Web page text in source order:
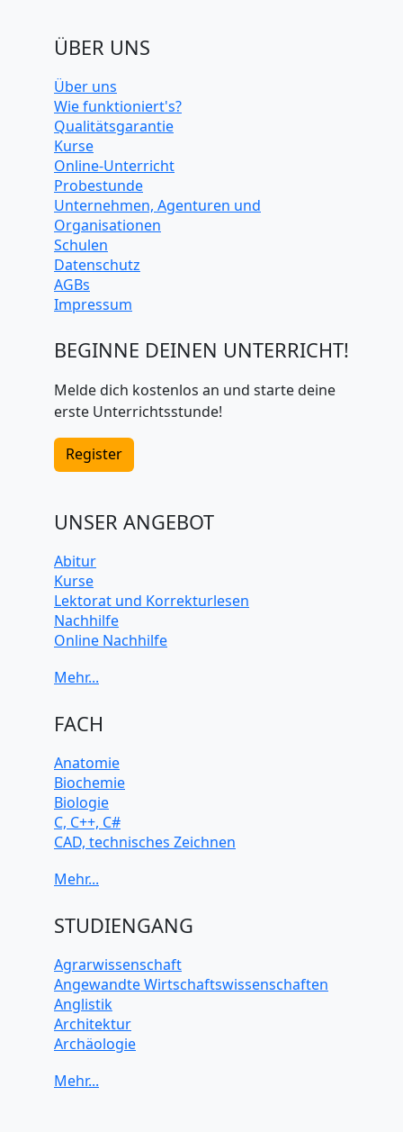
ÜBER UNS
Über uns
Wie funktioniert's?
Qualitätsgarantie
Kurse
Online-Unterricht
Probestunde
Unternehmen, Agenturen und
Organisationen
Schulen
Datenschutz
AGBs
Impressum
BEGINNE DEINEN UNTERRICHT!
Melde dich kostenlos an und starte deine
erste Unterrichtsstunde!
Register
UNSER ANGEBOT
Abitur
Kurse
Lektorat und Korrekturlesen
Nachhilfe
Online Nachhilfe
FACH
Anatomie
Biochemie
Biologie
C, C++, C#
CAD, technisches Zeichnen
Computerarchitektur
Elektrotechnik
Java
JavaScript
Künstliche Intelligenz
Latein
Makroökonomie
Mechanik
STUDIENGANG
Agrarwissenschaft
Angewandte Wirtschaftswissenschaften
Anglistik
Architektur
Archäologie
Biochemie Wissenschaften